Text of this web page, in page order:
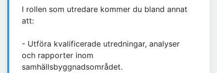
I rollen som utredare kommer du bland annat
att:
- Utföra kvalificerade utredningar, analyser
och rapporter inom
samhällsbyggnadsområdet.